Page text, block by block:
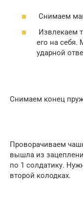
Снимаем
Извлекаем
его на себя.
ударной
Снимаем конец
Проворачиваем
вышла из
по 1 солдатику.
второй колодках.